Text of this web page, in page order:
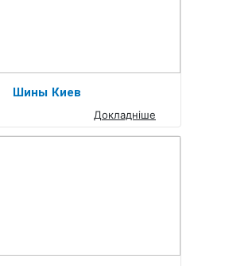
Шины Киев
Докладніше